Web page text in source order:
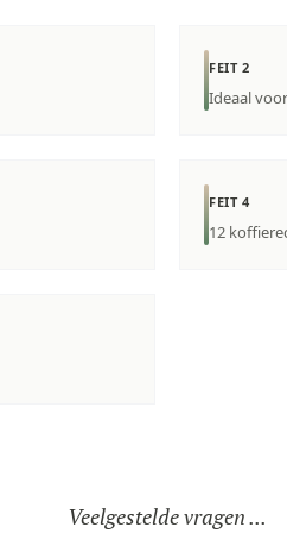
FEIT 2
Ideaal
FEIT 4
12
Veelgestelde vragen ...